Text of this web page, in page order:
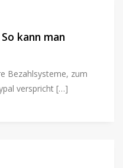
kann man
Bezahlsysteme, zum
verspricht […]